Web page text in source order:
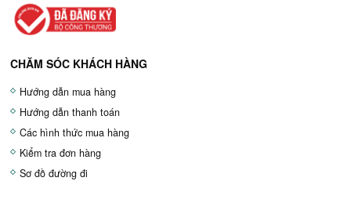
CHĂM SÓC KHÁCH HÀNG
Hướng dẫn mua hàng
Hướng dẫn thanh toán
Các hình thức mua hàng
Kiểm tra đơn hàng
Sơ đồ đường đi